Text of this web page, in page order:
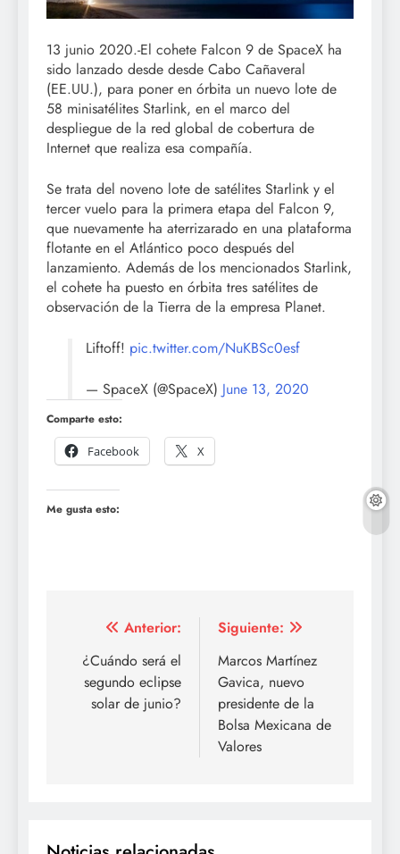
13 junio 2020.-El cohete Falcon 9 de SpaceX ha
sido lanzado desde desde Cabo Cañaveral
(EE.UU.), para poner en órbita un nuevo lote de
58 minisatélites Starlink, en el marco del
despliegue de la red global de cobertura de
Internet que realiza esa compañía.
Se trata del noveno lote de satélites Starlink y el
tercer vuelo para la primera etapa del Falcon 9,
que nuevamente ha aterrizarado en una plataforma
flotante en el Atlántico poco después del
lanzamiento. Además de los mencionados Starlink,
el cohete ha puesto en órbita tres satélites de
observación de la Tierra de la empresa Planet.
Liftoff! pic.twitter.com/NuKBSc0esf
— SpaceX (@SpaceX) June 13, 2020
Comparte esto:
Facebook
X
Me gusta esto:
Navegación
de
entradas
Anterior:
¿Cuándo será el
segundo eclipse
solar de junio?
Siguiente:
Marcos Martínez
Gavica, nuevo
presidente de la
Bolsa Mexicana de
Valores